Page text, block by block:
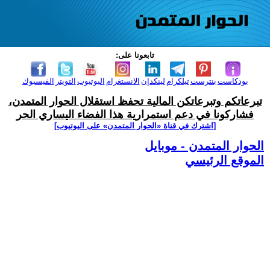
تابعونا على:
الفيسبوك التويتر اليوتيوب الانستغرام لينكدإن تيلكرامبنترست بودكاست
تبرعاتكم وتبرعاتكن المالية تحفظ استقلال الحوار المتمدن،
فشاركونا في دعم استمرارية هذا الفضاء اليساري الحر
[اشترك في قناة ‫«الحوار المتمدن» على اليوتيوب]
الحوار المتمدن - موبايل
الموقع الرئيسي